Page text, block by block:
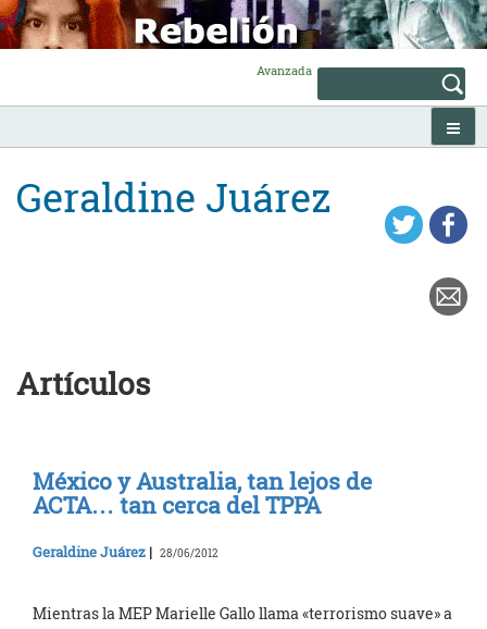
Skip
to
content
Avanzada
Geraldine Juárez
Artículos
México y Australia, tan lejos de
ACTA… tan cerca del TPPA
Geraldine Juárez | 28/06/2012
Mientras la MEP Marielle Gallo llama «terrorismo suave» a